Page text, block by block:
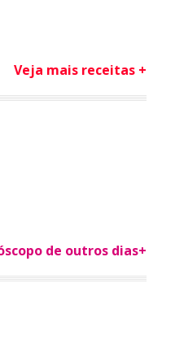
Veja mais receitas +
de outros dias+